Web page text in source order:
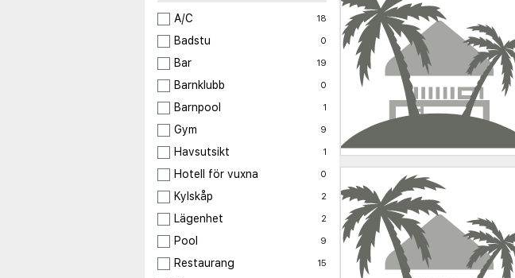
A/C 18
Badstu 0
Bar 19
Barnklubb 0
Barnpool 1
Gym 9
Havsutsikt 1
Hotell för vuxna 0
Kylskåp 2
Lägenhet 2
Pool 9
Restaurang 15